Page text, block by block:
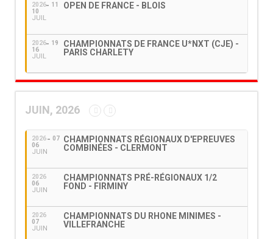
2026
10
JUIL
11 OPEN DE FRANCE - BLOIS
2026
16
JUIL
19
CHAMPIONNATS DE FRANCE U*NXT (CJE) -
PARIS CHARLETY
JUIN, 2026
2026
06
JUIN
07
CHAMPIONNATS RÉGIONAUX D'EPREUVES
COMBINÉES - CLERMONT
2026
06
JUIN
CHAMPIONNATS PRÉ-RÉGIONAUX 1/2
FOND - FIRMINY
2026
07
JUIN
CHAMPIONNATS DU RHONE MINIMES -
VILLEFRANCHE